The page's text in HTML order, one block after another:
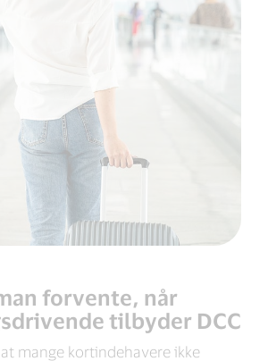
forvente, når
tilbyder DCC
mange kortindehavere ikke